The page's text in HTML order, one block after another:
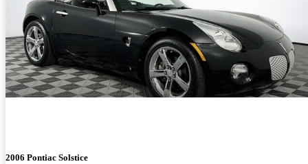
2006 Pontiac Solstice